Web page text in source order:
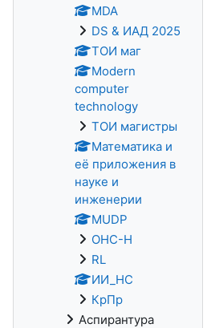
MDA
DS & ИАД 2025
ТОИ маг
Modern
computer
technology
ТОИ магистры
Математика и
её приложения в
науке и
инженерии
MUDP
ОНС-Н
RL
ИИ_НС
КрПр
Аспирантура